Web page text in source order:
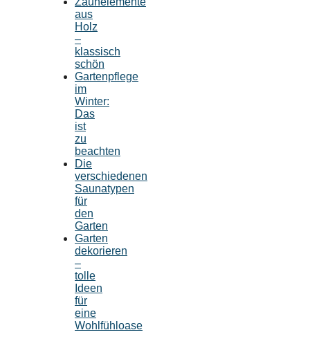
aus
Holz
–
klassisch
schön
Gartenpflege
im
Winter:
Das
ist
zu
beachten
Die
verschiedenen
Saunatypen
für
den
Garten
Garten
dekorieren
–
tolle
Ideen
für
eine
Wohlfühloase